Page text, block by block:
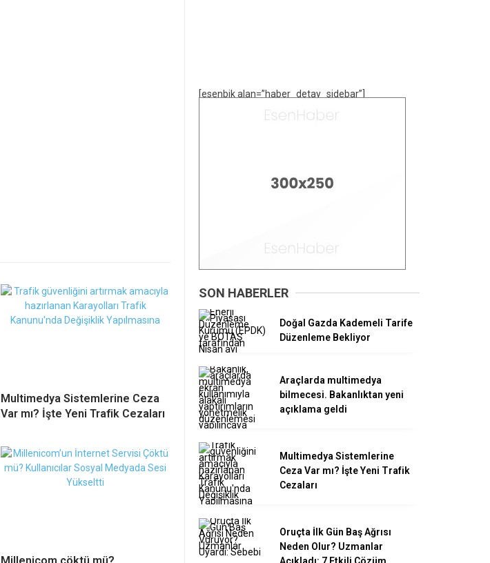
Multimedya Sistemlerine Ceza
Var mı? İşte Yeni Trafik Cezaları
[esenbik alan=”haber_detay_sidebar”]
SON HABERLER
Doğal Gazda Kademeli Tarife
Düzenleme Bekliyor
Araçlarda multimedya
bilmecesi. Bakanlıktan yeni
açıklama geldi
Multimedya Sistemlerine
Ceza Var mı? İşte Yeni Trafik
Cezaları
Oruçta İlk Gün Baş Ağrısı
Neden Olur? Uzmanlar